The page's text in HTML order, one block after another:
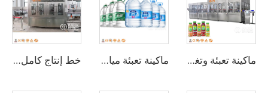
ماكينة تعبئة وتغليف عصير البرتقال والمانجو الصغير بالحرارة ماكينة تعبئة مياه بلاستيكية أوتوماتيكية 3 في 1 سعة 600 زجاجة في الساعة سعة 5 لتر خط إنتاج كامل لتعبئة مياه غير غازية بسعة 10,000 BPH